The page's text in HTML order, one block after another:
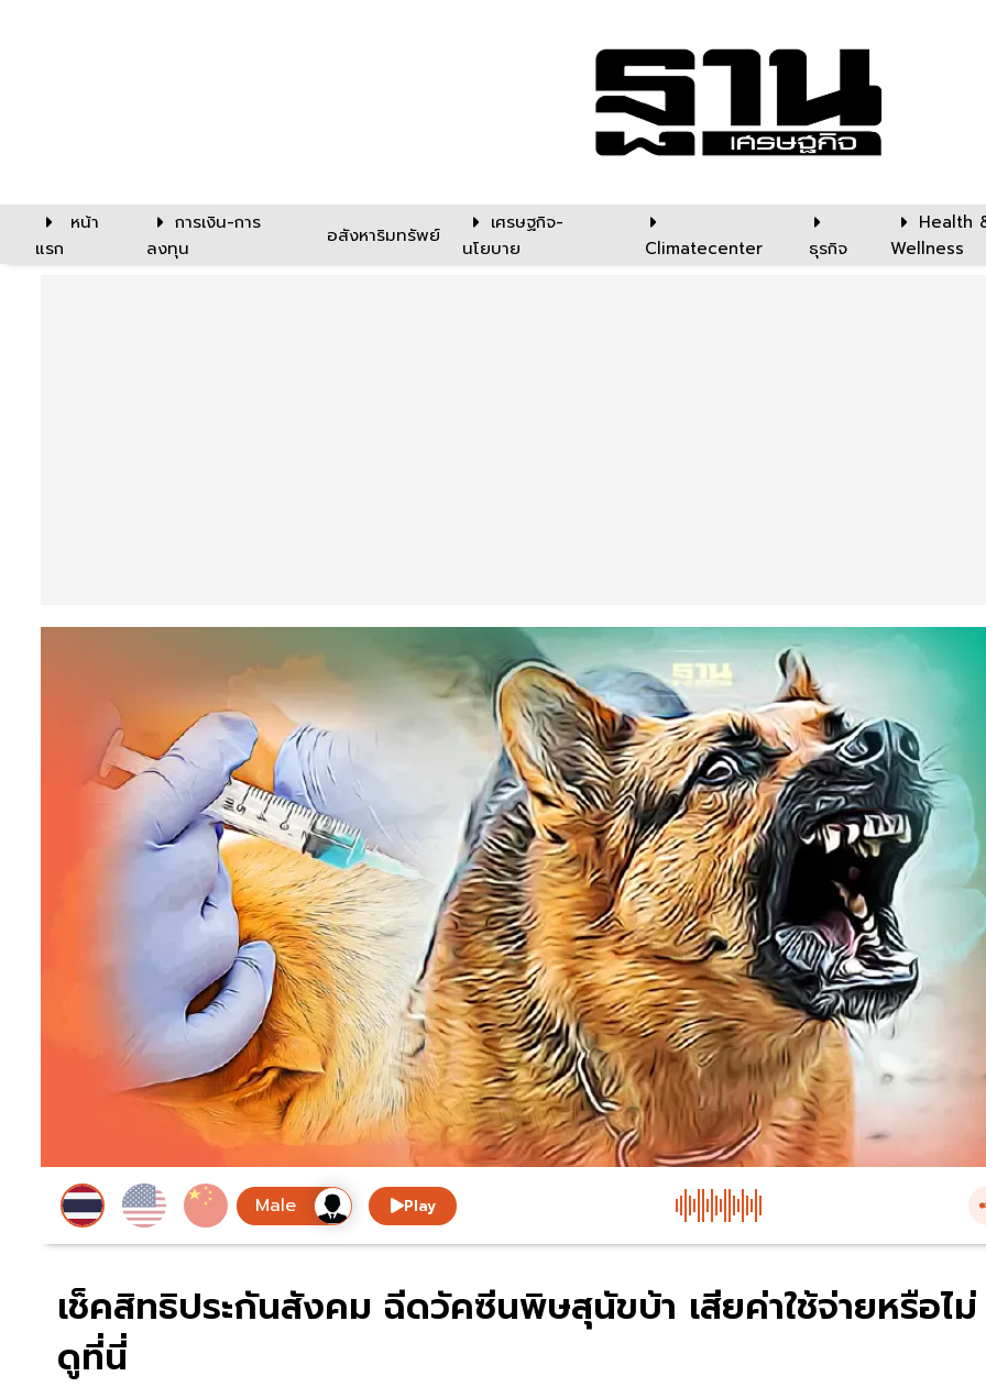
หน้า
แรก
การเงิน-การ
ลงทุน
อสังหาริมทรัพย์
เศรษฐกิจ-
นโยบาย
Climatecenter ธุรกิจ
Health
Wellness
Play
เช็คสิทธิประกันสังคม ฉีดวัคซีนพิษสุนัขบ้า เสียค่าใช้จ่ายหรือไม่
ดูที่นี่